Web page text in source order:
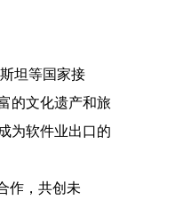
坦等国家接
的文化遗产和旅
为软件业出口的
作，共创未